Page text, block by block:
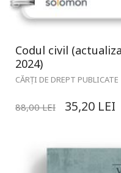
Codul civil
2024)
CĂRȚI DE DREPT PUBLICATE
88,00LEI 35,20 LEI